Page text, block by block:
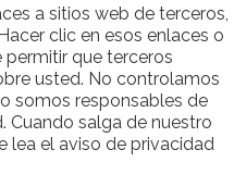
a sitios web de terceros,
clic en esos enlaces o
permitir que terceros
usted. No controlamos
somos responsables de
Cuando salga de nuestro
lea el aviso de privacidad